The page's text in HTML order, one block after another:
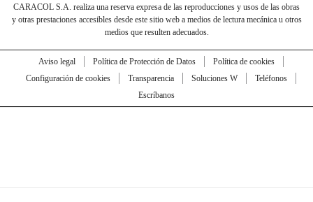
CARACOL S.A. realiza una reserva expresa de las reproducciones y usos de las obras
y otras prestaciones accesibles desde este sitio web a medios de lectura mecánica u otros
medios que resulten adecuados.
Aviso legal Política de Protección de Datos
Política de cookies
Configuración de cookies
Transparencia Soluciones W
Teléfonos
Escríbanos